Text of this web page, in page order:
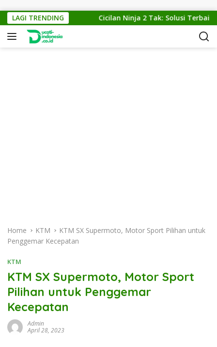
LAGI TRENDING
Motor Anda Cicilan Ninja 2 Tak: Solusi Terbaik
Home KTM
KTM SX Supermoto, Motor Sport Pilihan untuk
Penggemar Kecepatan
KTM
KTM SX Supermoto, Motor Sport
Pilihan untuk Penggemar
Kecepatan
Admin
April 28, 2023